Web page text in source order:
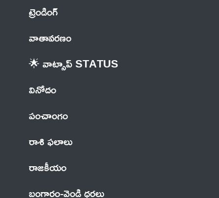
ట్రెండింగ్
వాతావరణం
🌟 వాట్సాప్ STATUS
వినోదం
పంచాంగం
రాశి ఫలాలు
రాజకీయం
బంగారం-వెండి ధరలు